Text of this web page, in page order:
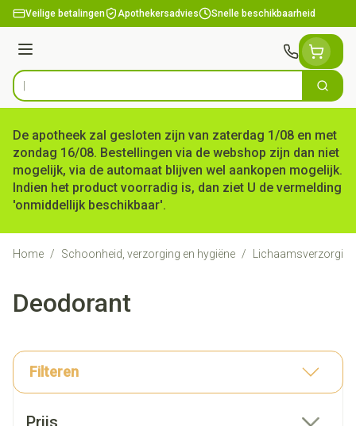
Ga naar de inhoud
Veilige betalingen Apothekersadvies Snelle beschikbaarheid
Menu
Product, merk, categorie... Zoek
De apotheek zal gesloten zijn van zaterdag 1/08 en met
zondag 16/08. Bestellingen via de webshop zijn dan niet
mogelijk, via de automaat blijven wel aankopen mogelijk.
Indien het product voorradig is, dan ziet U de vermelding
'onmiddellijk beschikbaar'.
Home / Schoonheid, verzorging en hygiëne / Lichaamsverzorging
Deodorant
Filteren
Prijs